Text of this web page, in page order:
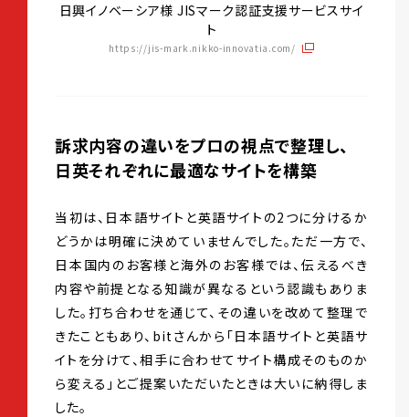
日興イノベーシア様 JISマーク認証支援サービスサイ
ト
https://jis-mark.nikko-innovatia.com/
訴求内容の違いをプロの視点で整理し、
日英それぞれに最適なサイトを構築
当初は、日本語サイトと英語サイトの2つに分けるか
どうかは明確に決めていませんでした。ただ一方で、
日本国内のお客様と海外のお客様では、伝えるべき
内容や前提となる知識が異なるという認識もありま
した。打ち合わせを通じて、その違いを改めて整理で
きたこともあり、bitさんから「日本語サイトと英語サ
イトを分けて、相手に合わせてサイト構成そのものか
ら変える」とご提案いただいたときは大いに納得しま
した。